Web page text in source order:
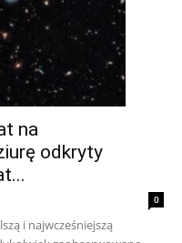
na
odkryty
0
i najwcześniejszą